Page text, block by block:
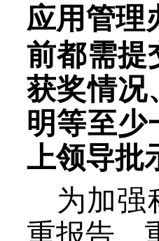
应用管理
前都需提
获奖情况
明等至少
上领导批
为加强